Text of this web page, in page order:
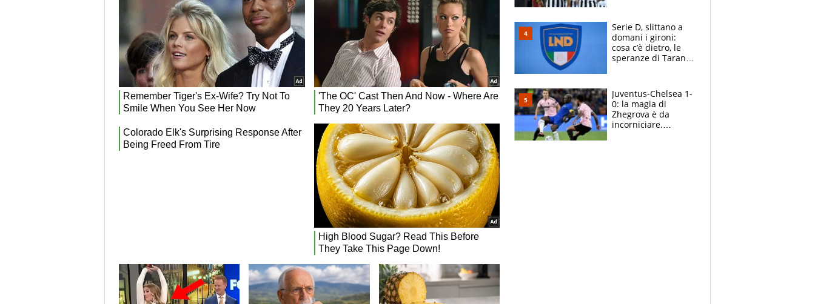
rimane Milinkovic-
Savic
Serie D, slittano a
domani i gironi:
cosa c’è dietro, le
speranze di Taranto
Juventus-Chelsea 1-
0: la magia di
Zhegrova è da
incorniciare.